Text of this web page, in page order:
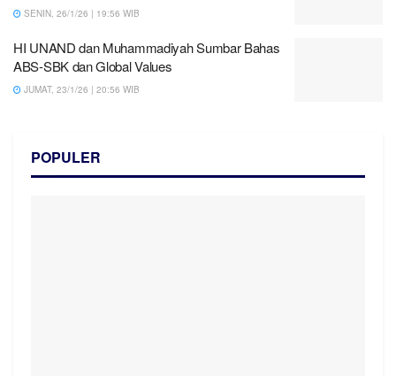
SENIN, 26/1/26 | 19:56 WIB
HI UNAND dan Muhammadiyah Sumbar Bahas
ABS-SBK dan Global Values
JUMAT, 23/1/26 | 20:56 WIB
POPULER